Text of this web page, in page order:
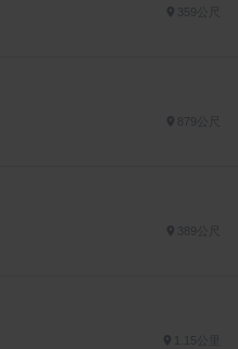
359公尺
1.15公里